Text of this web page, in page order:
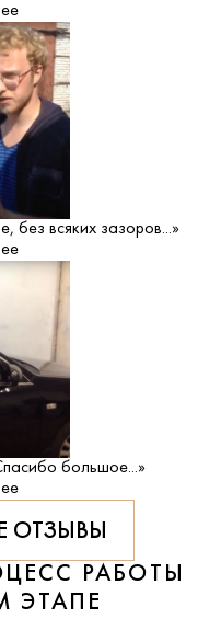
без всяких зазоров...»
большое...»
ОТЗЫВЫ
РАБОТЫ
ЭТАПЕ